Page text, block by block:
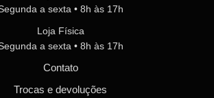
a sexta • 8h às 17h
Loja Física
a sexta • 8h às 17h
Contato
Trocas e devoluções